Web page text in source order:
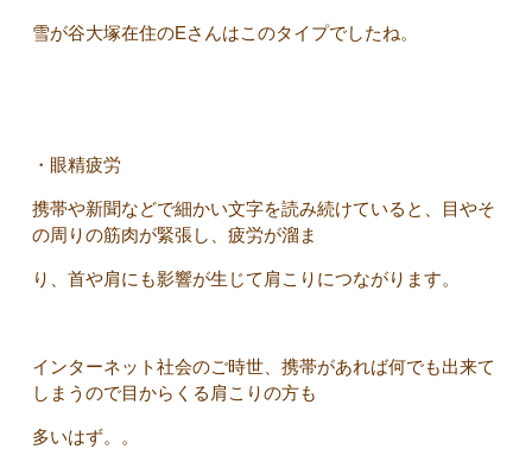
雪が谷大塚在住のEさんはこのタイプでしたね。
・眼精疲労
携帯や新聞などで細かい文字を読み続けていると、目やそ
の周りの筋肉が緊張し、疲労が溜ま
り、首や肩にも影響が生じて肩こりにつながります。
インターネット社会のご時世、携帯があれば何でも出来て
しまうので目からくる肩こりの方も
多いはず。。